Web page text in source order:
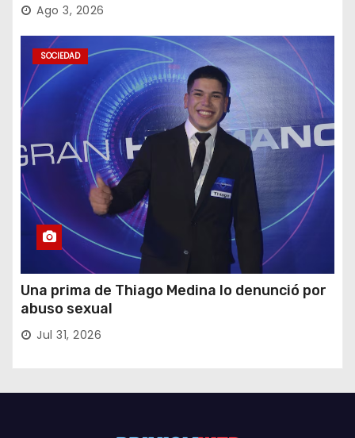
Ago 3, 2026
SOCIEDAD
Una prima de Thiago Medina lo denunció por
abuso sexual
Jul 31, 2026